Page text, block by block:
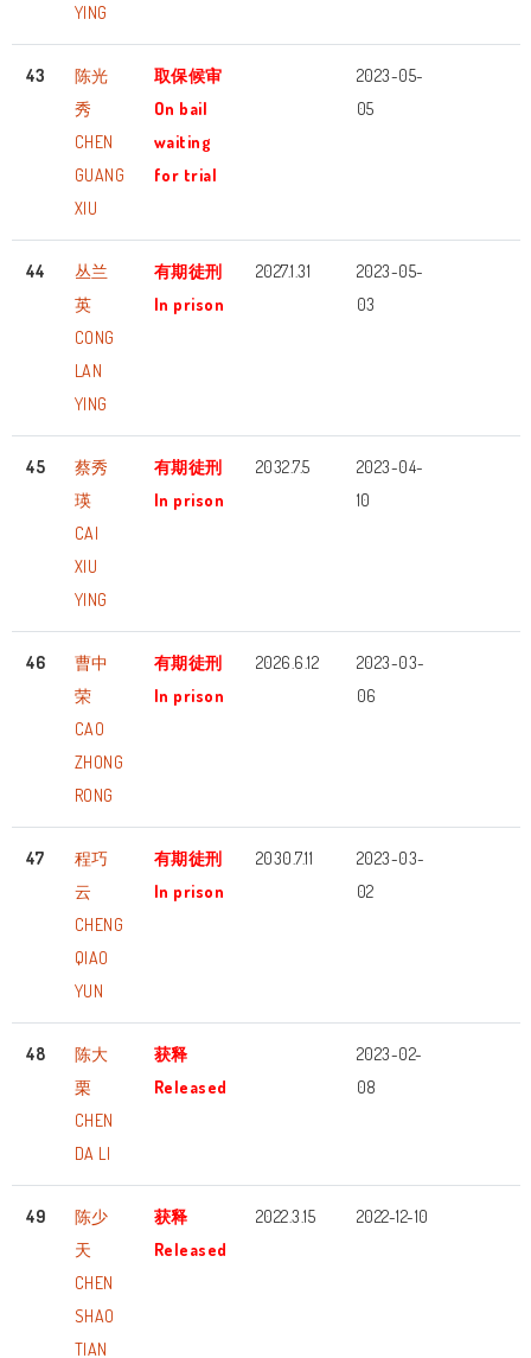
YING
43
陈光
秀
CHEN
GUANG
XIU
取保候审
On bail
waiting
for trial
2023-05-
05
44
丛兰
英
CONG
LAN
YING
有期徒刑
In prison
2027.1.31
2023-05-
03
45
蔡秀
瑛
CAI
XIU
YING
有期徒刑
In prison
2032.7.5
2023-04-
10
46
曹中
荣
CAO
ZHONG
RONG
有期徒刑
In prison
2026.6.12
2023-03-
06
47
程巧
云
CHENG
QIAO
YUN
有期徒刑
In prison
2030.7.11
2023-03-
02
48
陈大
栗
CHEN
DA LI
获释
Released
2023-02-
08
49
陈少
天
CHEN
SHAO
TIAN
获释
Released
2022.3.15 2022-12-10